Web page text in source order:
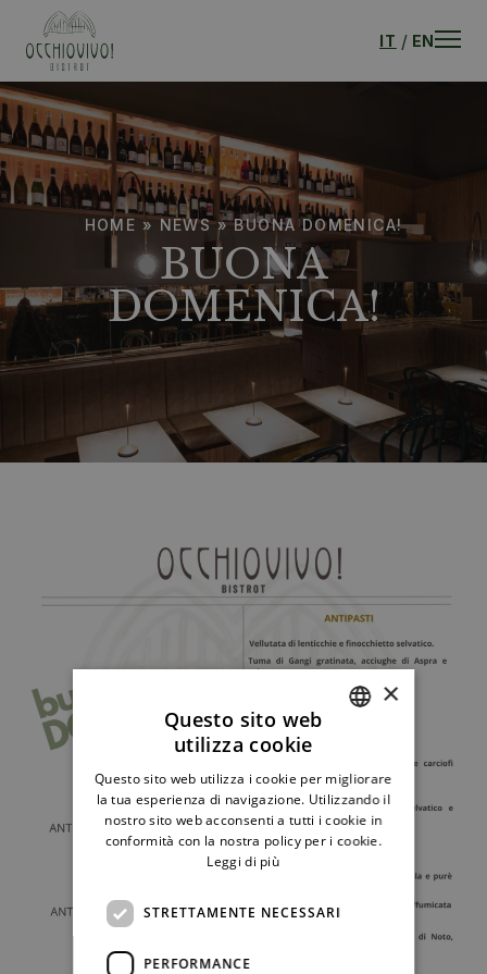
IT EN
HOME » NEWS»BUONA DOMENICA!
BUONA
DOMENICA!
ENGLISH
×
Questo sito web
utilizza cookie
Questo sito web utilizza i cookie per migliorare
la tua esperienza di navigazione. Utilizzando il
nostro sito web acconsenti a tutti i cookie in
conformità con la nostra policy per i cookie.
Leggi di più
STRETTAMENTE NECESSARI
PERFORMANCE